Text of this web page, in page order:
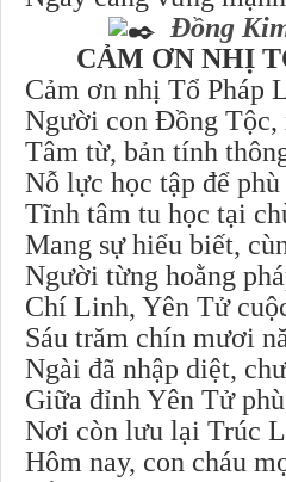
Đồng
CẢM ƠN NHỊ
Cảm ơn nhị Tổ Pháp
Người con Đồng Tộc,
Tâm từ, bản tính
Nỗ lực học tập để
Tĩnh tâm tu học tại
Mang sự hiểu biết,
Người từng hoằng
Chí Linh, Yên Tử
Sáu trăm chín mươi
Ngài đã nhập diệt,
Giữa đỉnh Yên Tử
Nơi còn lưu lại Trúc
Hôm nay, con cháu